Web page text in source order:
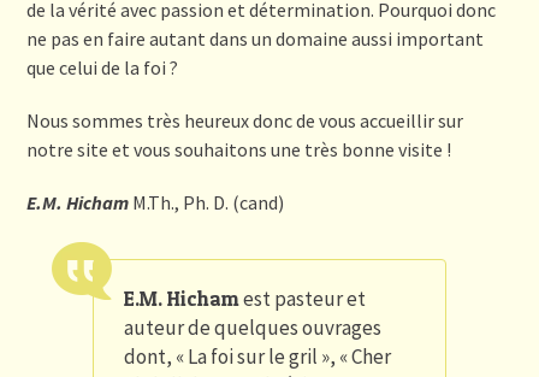
de la vérité avec passion et détermination. Pourquoi donc
ne pas en faire autant dans un domaine aussi important
que celui de la foi ?
Nous sommes très heureux donc de vous accueillir sur
notre site et vous souhaitons une très bonne visite !
E.M. Hicham M.Th., Ph. D. (cand)
E.M. Hichamest pasteur et
auteur de quelques ouvrages
dont, « La foi sur le gril », « Cher